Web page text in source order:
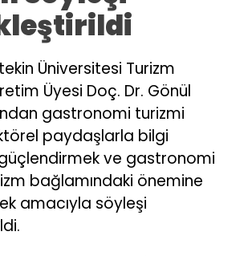
Üniversitesi Turizm
Üyesi Doç. Dr. Gönül
gastronomi turizmi
paydaşlarla bilgi
güçlendirmek ve gastronomi
bağlamındaki önemine
amacıyla söyleşi